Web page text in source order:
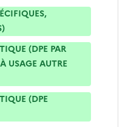
(DPE PAR
USAGE AUTRE
(DPE